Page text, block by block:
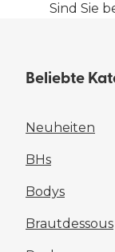
Sind Sie
Beliebte
Neuheiten
BHs
Bodys
Brautdessous